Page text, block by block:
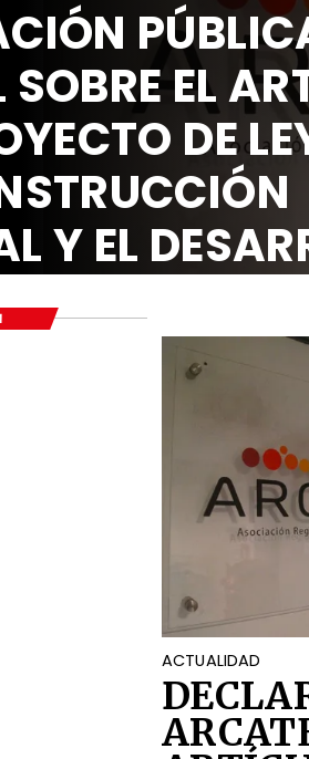
EL
DE
Y EL
Y SOCIAL
ACTUALIDAD